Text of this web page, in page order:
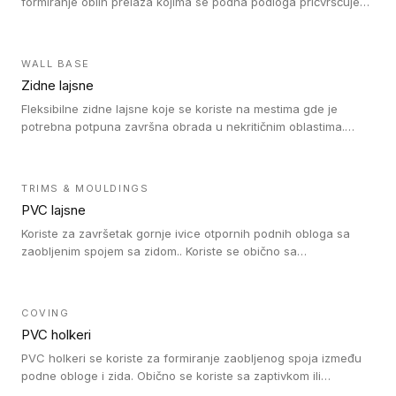
WALL BASE
Zidne lajsne
Fleksibilne zidne lajsne koje se koriste na mestima gde je
potrebna potpuna završna obrada u nekritičnim oblastima.
TRIMS & MOULDINGS
PVC lajsne
Koriste za završetak gornje ivice otpornih podnih obloga sa
zaobljenim spojem sa zidom.. Koriste se obično sa
rešenje).
COVING
PVC holkeri
PVC holkeri se koriste za formiranje zaobljenog spoja između
podne obloge i zida. Obično se koriste sa zaptivkom ili